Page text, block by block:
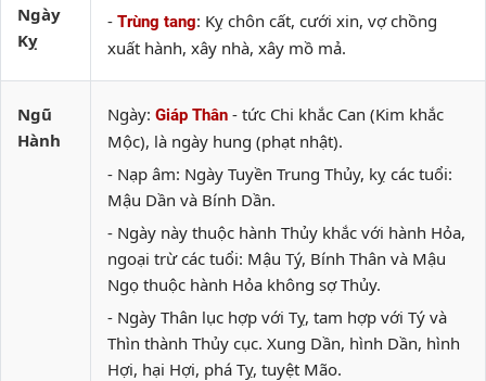
Ngày
Kỵ
- Trùng tang: Kỵ chôn cất, cưới xin, vợ chồng
xuất hành, xây nhà, xây mồ mả.
Ngũ
Hành
Ngày: Giáp Thân - tức Chi khắc Can (Kim khắc
Mộc), là ngày hung (phạt nhật).
- Nạp âm: Ngày Tuyền Trung Thủy, kỵ các tuổi:
Mậu Dần và Bính Dần.
- Ngày này thuộc hành Thủy khắc với hành Hỏa,
ngoại trừ các tuổi: Mậu Tý, Bính Thân và Mậu
Ngọ thuộc hành Hỏa không sợ Thủy.
- Ngày Thân lục hợp với Tỵ, tam hợp với Tý và
Thìn thành Thủy cục. Xung Dần, hình Dần, hình
Hợi, hại Hợi, phá Tỵ, tuyệt Mão.